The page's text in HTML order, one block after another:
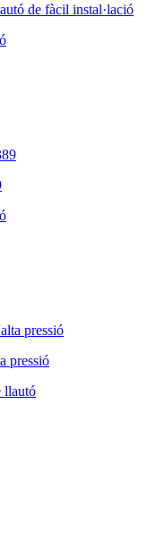
de fàcil instal·lació
pressió
llautó